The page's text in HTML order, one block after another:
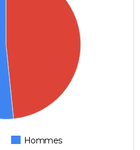
Hommes